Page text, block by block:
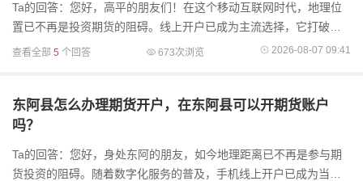
Ta的回答：您好，高平的朋友们！在这个移动互联网时代，地理位
置已不再是投资期货的阻碍。线上开户已成为主流选择，它打破了
实体网点的地域限制，让您足不出户就能高效办妥所有手续。需要
查看全部 5 个回答 673次浏览 2026-08-07 09:41
东阿县怎么办理期货开户，在东阿县可以开期货账户
吗？
Ta的回答：您好，身处东阿的朋友，如今地理距离已不再是参与期
货投资的阻碍。随着数字化服务的普及，手机线上开户已成为当下